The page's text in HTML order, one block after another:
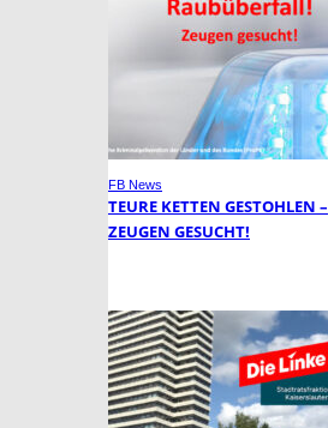
FB News
TEURE KETTEN GESTOHLEN –
ZEUGEN GESUCHT!